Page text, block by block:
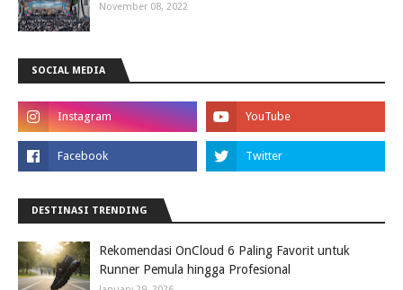
November 08, 2022
SOCIAL MEDIA
DESTINASI TRENDING
Rekomendasi OnCloud 6 Paling Favorit untuk
Runner Pemula hingga Profesional